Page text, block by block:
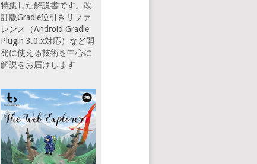
特集した解説書です。改
訂版Gradle逆引きリファ
レンス（Android Gradle
Plugin 3.0.x対応）など開
発に使える技術を中心に
解説をお届けします